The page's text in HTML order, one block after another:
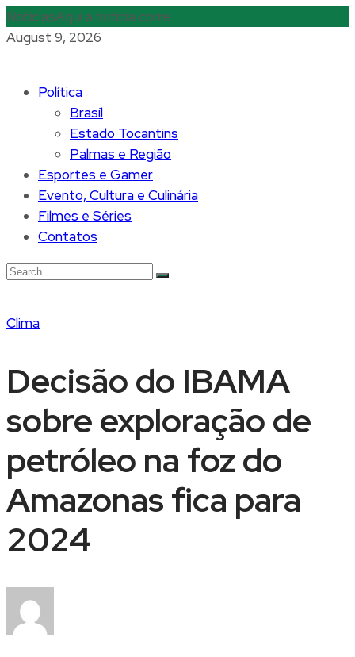
NotíciasAqui a notícia corre
August 9, 2026
Política
Brasíl
Estado Tocantins
Palmas e Região
Esportes e Gamer
Evento, Cultura e Culinária
Filmes e Séries
Contatos
Clima
Decisão do IBAMA
sobre exploração de
petróleo na foz do
Amazonas fica para
2024